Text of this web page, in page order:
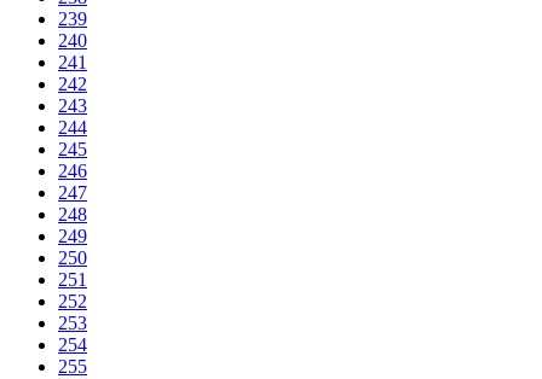
239
240
241
242
243
244
245
246
247
248
249
250
251
252
253
254
255